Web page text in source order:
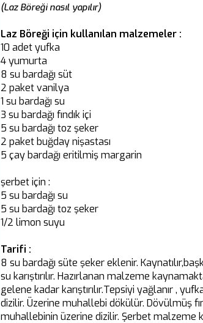
(Laz Böreği nasıl yapılır)
Laz Böreği için kullanılan malzemeler :
10 adet yufka
4 yumurta
8 su bardağı süt
2 paket vanilya
1 su bardağı su
3 su bardağı fındık içi
5 su bardağı toz şeker
2 paket buğday nişastası
5 çay bardağı eritilmiş margarin
şerbet için :
5 su bardağı su
5 su bardağı toz şeker
1/2 limon suyu
Tarifi :
8 su bardağı süte şeker eklenir.
su karıştırılır. Hazırlanan malzeme
gelene kadar karıştırılır.Tepsiyi yağlanır ,
dizilir. Üzerine muhallebi dökülür. Dövülmüş
muhallebinin üzerine dizilir. Şerbet malzeme